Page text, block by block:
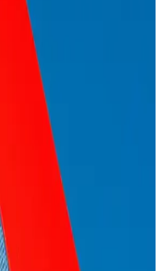
İçeriğiyle Cilt
Çözümler
cilt sağlığını destekler,
belirtilerini geciktirir, güvenli
ve Kullanım
ve içerik odaklı
karşıtı
Güncel